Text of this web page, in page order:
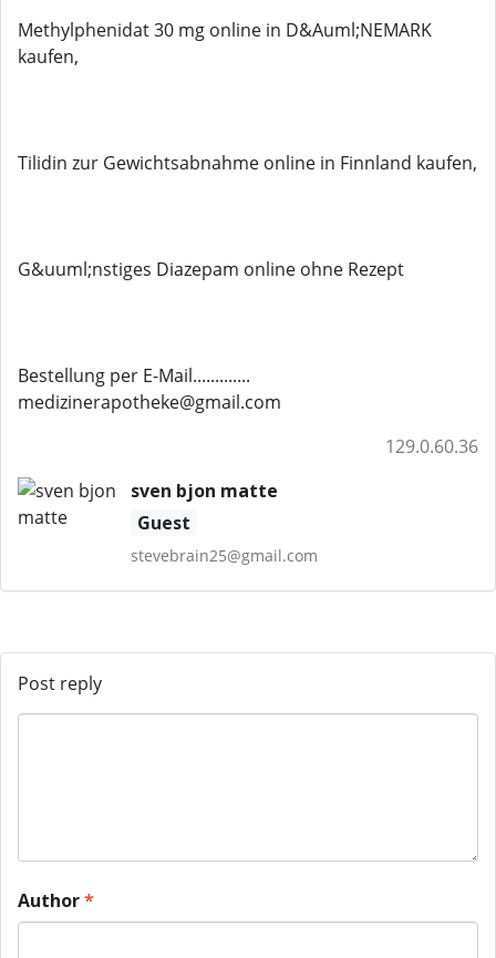
Methylphenidat 30 mg online in D&Auml;NEMARK
kaufen,
Tilidin zur Gewichtsabnahme online in Finnland kaufen,
G&uuml;nstiges Diazepam online ohne Rezept
Bestellung per E-Mail.............
medizinerapotheke@gmail.com
129.0.60.36
sven bjon matte
Guest
stevebrain25@gmail.com
Post reply
Author*